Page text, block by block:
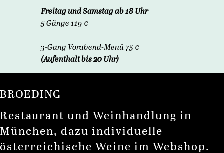
Freitag und Samstag ab 18 Uhr
5 Gänge 119 €
3-Gang Vorabend-Menü 75 €
(Aufenthalt bis 20 Uhr)
BROEDING
Restaurant und Weinhandlung in
München, dazu individuelle
österreichische Weine im Webshop.